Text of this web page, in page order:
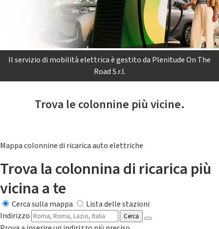
Il servizio di mobilità elettrica è gestito da Plenitude On The
Road S.r.l.
Trova le colonnine più vicine.
Mappa colonnine di ricarica auto elettriche
Trova la colonnina di ricarica più
vicina a te
Cerca sulla mappa
Lista delle stazioni
Indirizzo
Cerca